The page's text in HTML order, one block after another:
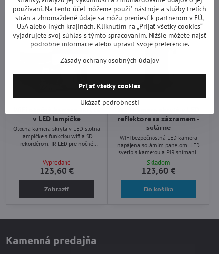
v LED lampičke
Otočná kamera skrytá v LED stolná
lampičke s funkciou wifi a SD
rekordérom. IR LED pre nočné
Vypredané
123,60 €
Zobraziť
reflektore sa záznamem -
solárne
WIFI bezpečnostná LED kamera
napájena solárním panelom. LED
svetlo s kamerou a PIR snímanie
záznamu pri detekcii pohybu
videozáznamu na vloženú SD kartu.
Softvér pre Android / iPhone.
Skladom
123,60 €
Do košíka
Kamenná predajňa
používaní. Na tento účel môžeme použiť nástroje a služby tretích
strán a zhromaždené údaje sa môžu preniesť k partnerom v EÚ,
USA alebo iných krajinách. Kliknutím na „Prijať všetky cookies“
vyjadrujete svoj súhlas s týmto spracovaním. Nižšie môžete nájsť
podrobné informácie alebo upraviť svoje preferencie.
Zásady ochrany osobných údajov
Ukázať podrobnosti
Prijať všetky cookies